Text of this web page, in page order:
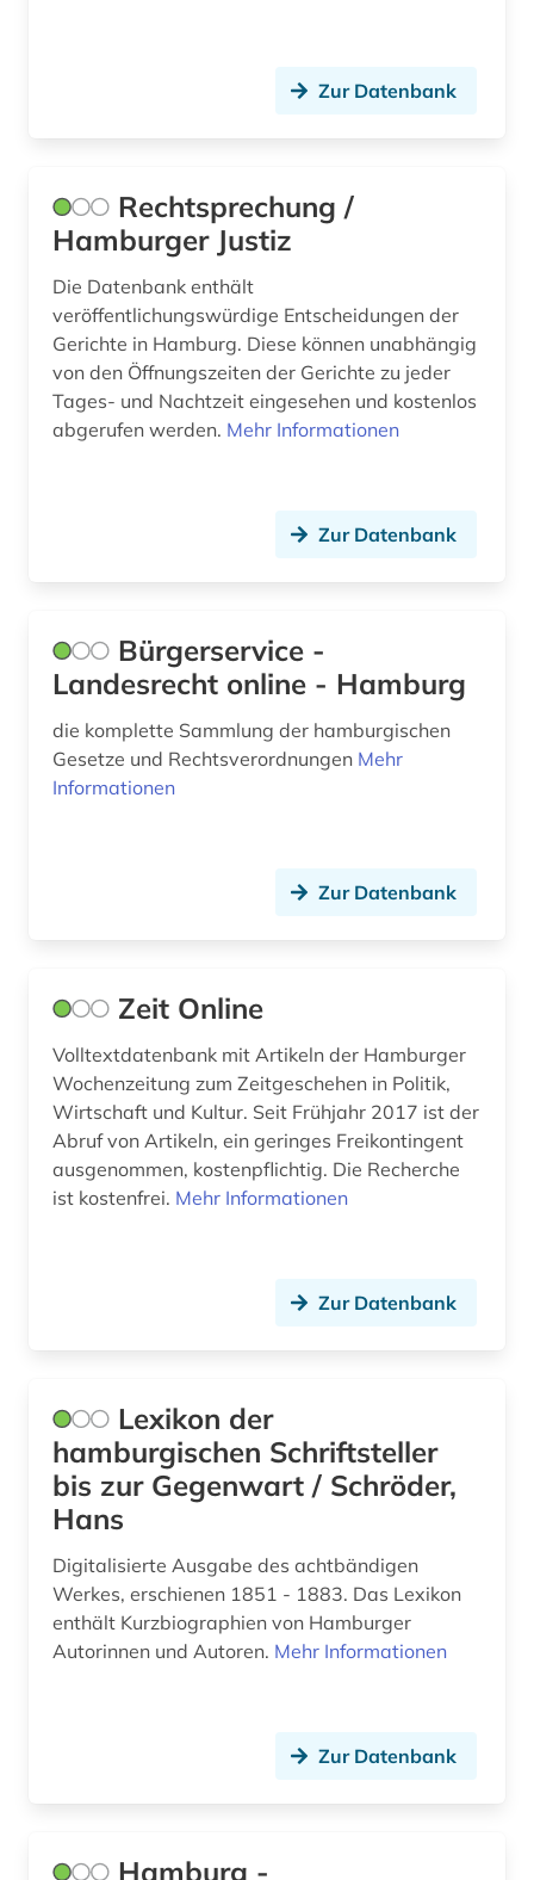
Zur Datenbank
Rechtsprechung /
Hamburger Justiz
Die Datenbank enthält
veröffentlichungswürdige Entscheidungen der
Gerichte in Hamburg. Diese können unabhängig
von den Öffnungszeiten der Gerichte zu jeder
Tages- und Nachtzeit eingesehen und kostenlos
abgerufen werden. Mehr Informationen
Zur Datenbank
Bürgerservice -
Landesrecht online - Hamburg
die komplette Sammlung der hamburgischen
Gesetze und Rechtsverordnungen Mehr
Informationen
Zur Datenbank
Zeit Online
Volltextdatenbank mit Artikeln der Hamburger
Wochenzeitung zum Zeitgeschehen in Politik,
Wirtschaft und Kultur. Seit Frühjahr 2017 ist der
Abruf von Artikeln, ein geringes Freikontingent
ausgenommen, kostenpflichtig. Die Recherche
ist kostenfrei. Mehr Informationen
Zur Datenbank
Lexikon der
hamburgischen Schriftsteller
bis zur Gegenwart / Schröder,
Hans
Digitalisierte Ausgabe des achtbändigen
Werkes, erschienen 1851 - 1883. Das Lexikon
enthält Kurzbiographien von Hamburger
Autorinnen und Autoren. Mehr Informationen
Zur Datenbank
Hamburg -